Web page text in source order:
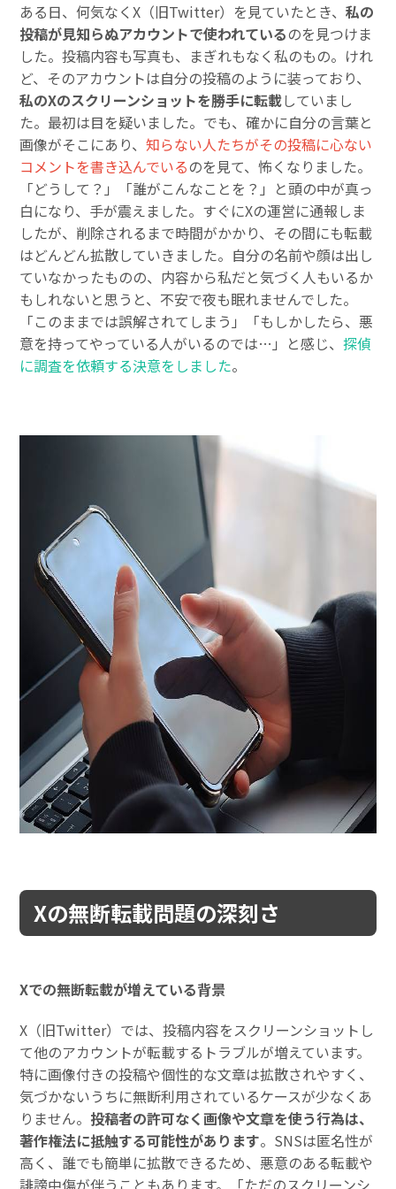
ある日、何気なくX（旧Twitter）を見ていたとき、私の
投稿が見知らぬアカウントで使われているのを見つけま
した。投稿内容も写真も、まぎれもなく私のもの。けれ
ど、そのアカウントは自分の投稿のように装っており、
私のXのスクリーンショットを勝手に転載していまし
た。最初は目を疑いました。でも、確かに自分の言葉と
画像がそこにあり、知らない人たちがその投稿に心ない
コメントを書き込んでいるのを見て、怖くなりました。
「どうして？」「誰がこんなことを？」と頭の中が真っ
白になり、手が震えました。すぐにXの運営に通報しま
したが、削除されるまで時間がかかり、その間にも転載
はどんどん拡散していきました。自分の名前や顔は出し
ていなかったものの、内容から私だと気づく人もいるか
もしれないと思うと、不安で夜も眠れませんでした。
「このままでは誤解されてしまう」「もしかしたら、悪
意を持ってやっている人がいるのでは…」と感じ、探偵
に調査を依頼する決意をしました。
Xの無断転載問題の深刻さ
Xでの無断転載が増えている背景
X（旧Twitter）では、投稿内容をスクリーンショットし
て他のアカウントが転載するトラブルが増えています。
特に画像付きの投稿や個性的な文章は拡散されやすく、
気づかないうちに無断利用されているケースが少なくあ
りません。 投稿者の許可なく画像や文章を使う行為は、
著作権法に抵触する可能性があります。SNSは匿名性が
高く、誰でも簡単に拡散できるため、悪意のある転載や
誹謗中傷が伴うこともあります。「ただのスクリーンシ